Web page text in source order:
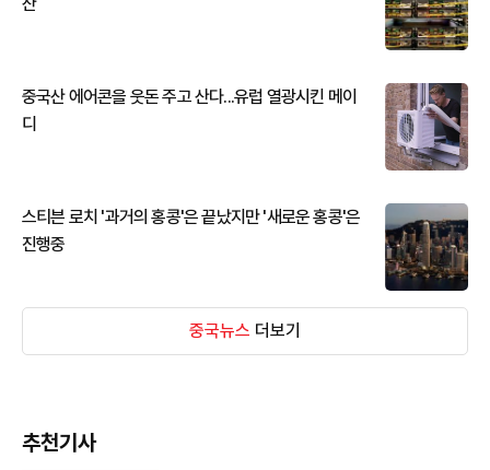
중국산 에어콘을 웃돈 주고 산다...유럽 열광시킨 메이
디
스티븐 로치 '과거의 홍콩'은 끝났지만 '새로운 홍콩'은
진행중
중국뉴스 더보기
추천기사